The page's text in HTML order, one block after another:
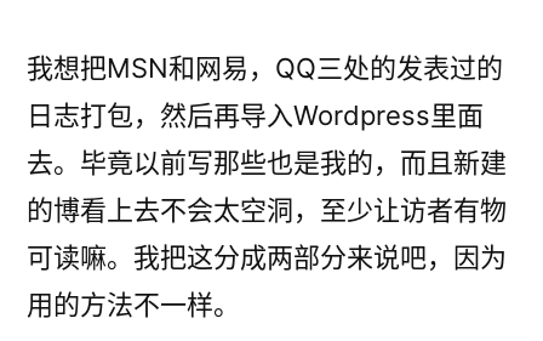
Wordpress
我想把MSN和网易，QQ三处的发表过的
日志打包，然后再导入Wordpress里面
去。毕竟以前写那些也是我的，而且新建
的博看上去不会太空洞，至少让访者有物
可读嘛。我把这分成两部分来说吧，因为
用的方法不一样。